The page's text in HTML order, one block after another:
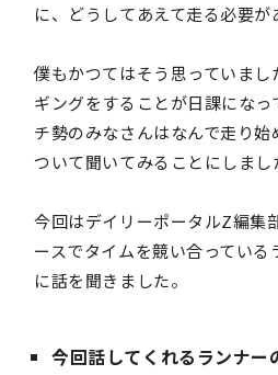
に、どうしてあえて走る必要が
僕もかつてはそう思っていまし
ギングをすることが日課になっ
チ勢のみなさんはなんで走り
ついて聞いてみることにしまし
今回はデイリーポータルZ編集
ースでタイムを競い合っている
に話を聞きました。
今回話してくれるランナー